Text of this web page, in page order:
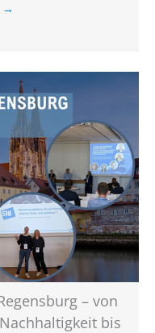
→
– von
bis